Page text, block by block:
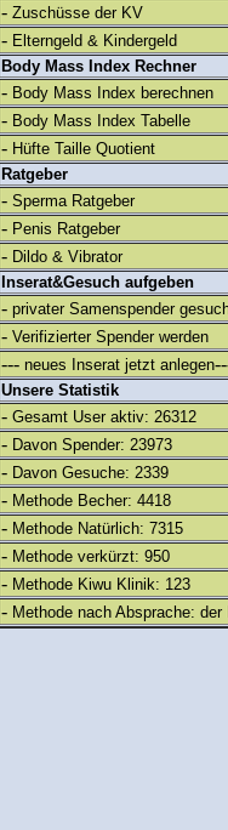
- Zuschüsse der KV
- Elterngeld & Kindergeld
Body Mass Index Rechner
- Body Mass Index berechnen
- Body Mass Index Tabelle
- Hüfte Taille Quotient
Ratgeber
- Sperma Ratgeber
- Penis Ratgeber
- Dildo & Vibrator
Inserat&Gesuch aufgeben
- privater Samenspender
- Verifizierter Spender werden
--- neues Inserat jetzt anlegen
Unsere Statistik
- Gesamt User aktiv: 26312
- Davon Spender: 23973
- Davon Gesuche: 2339
- Methode Becher: 4418
- Methode Natürlich: 7315
- Methode verkürzt: 950
- Methode Kiwu Klinik: 123
- Methode nach Absprache: der